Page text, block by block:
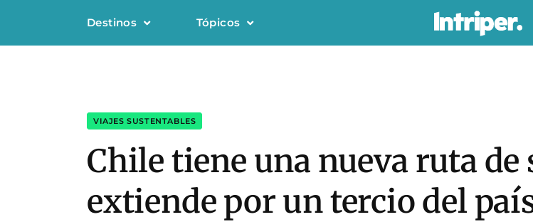
Destinos Tópicos
VIAJES SUSTENTABLES
Chile tiene una nueva ruta de
extiende por un tercio del